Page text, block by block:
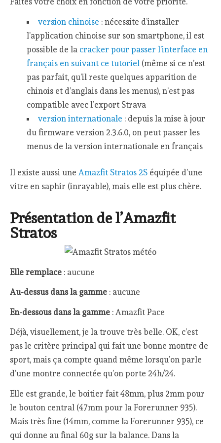
version chinoise : nécessite d’installer
l’application chinoise sur son smartphone, il est
possible de la cracker pour passer l’interface en
français en suivant ce tutoriel (même si ce n’est
pas parfait, qu’il reste quelques apparition de
chinois et d’anglais dans les menus), n’est pas
compatible avec l’export Strava
version internationale : depuis la mise à jour
du firmware version 2.3.6.0, on peut passer les
menus de la version internationale en français
Il existe aussi une Amazfit Stratos 2S équipée d’une
vitre en saphir (inrayable), mais elle est plus chère.
Présentation de l’Amazfit
Stratos
Elle remplace : aucune
Au-dessus dans la gamme : aucune
En-dessous dans la gamme : Amazfit Pace
Déjà, visuellement, je la trouve très belle. OK, c’est
pas le critère principal qui fait une bonne montre de
sport, mais ça compte quand même lorsqu’on parle
d’une montre connectée qu’on porte 24h/24.
Elle est grande, le boitier fait 48mm, plus 2mm pour
le bouton central (47mm pour la Forerunner 935).
Mais très fine (14mm, comme la Forerunner 935), ce
qui donne au final 60g sur la balance. Dans la